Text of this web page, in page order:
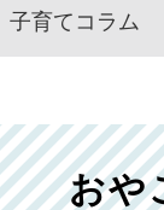
子育てコラム
おや